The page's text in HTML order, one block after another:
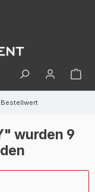
wurden 9